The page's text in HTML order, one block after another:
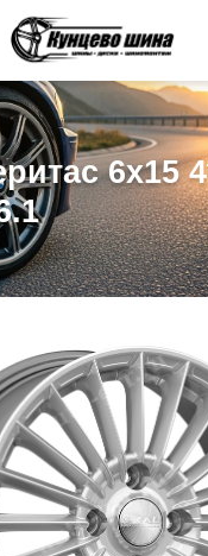
6x15
Фото товара